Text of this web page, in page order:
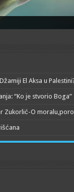
El Aksa u
“Ko je stvorio Boga”
Zukorlić-O